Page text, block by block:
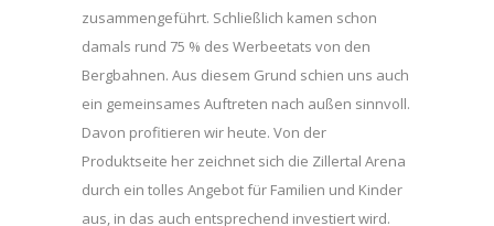
zusammengeführt. Schließlich kamen schon
damals rund 75 % des Werbeetats von den
Bergbahnen. Aus diesem Grund schien uns auch
ein gemeinsames Auftreten nach außen sinnvoll.
Davon profitieren wir heute. Von der
Produktseite her zeichnet sich die Zillertal Arena
durch ein tolles Angebot für Familien und Kinder
aus, in das auch entsprechend investiert wird.